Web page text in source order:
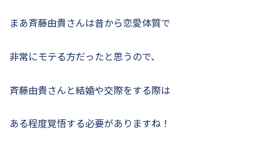
まあ斉藤由貴さんは昔から恋愛体質で
非常にモテる方だったと思うので、
斉藤由貴さんと結婚や交際をする際は
ある程度覚悟する必要がありますね！